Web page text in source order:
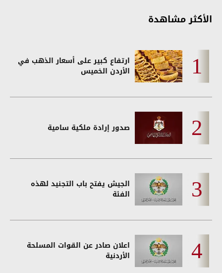
الأكثر مشاهدة
ارتفاع كبير على أسعار الذهب في
الأردن الخميس
صدور إرادة ملكية سامية
الجيش يفتح باب التجنيد لهذه
الفئة
اعلان صادر عن القوات المسلحة
الأردنية